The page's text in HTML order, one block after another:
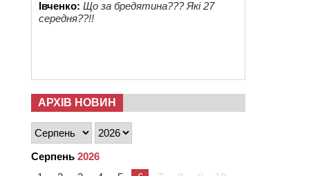
Івченко: Що за бредятина??? Які 27
середня??!!
АРХІВ НОВИН
Серпень 2026